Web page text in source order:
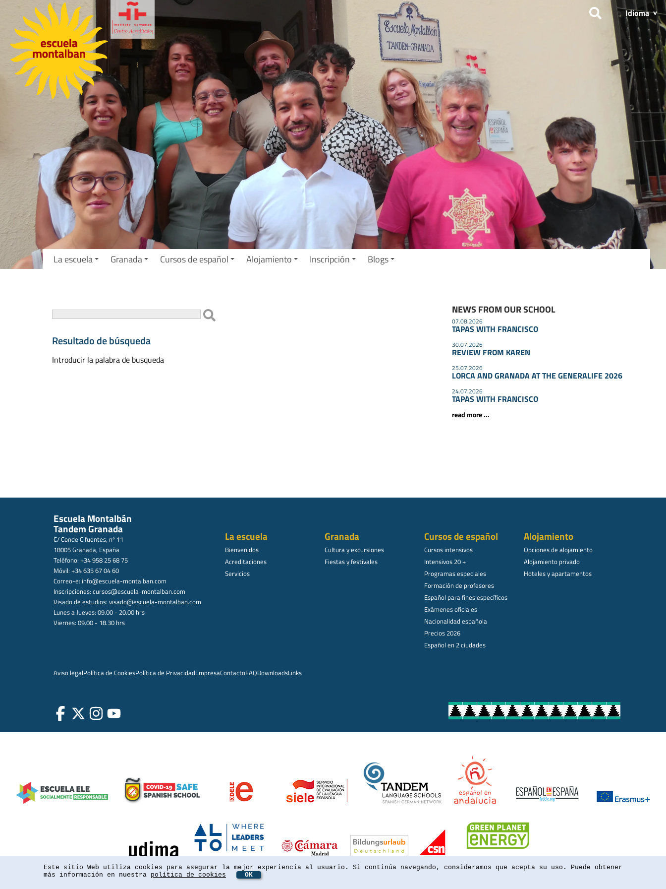
Idioma
La escuela Granada Cursos de español Alojamiento Inscripción Blogs
Resultado de búsqueda
Introducir la palabra de busqueda
NEWS FROM OUR SCHOOL
07.08.2026
TAPAS WITH FRANCISCO
30.07.2026
REVIEW FROM KAREN
25.07.2026
LORCA AND GRANADA AT THE GENERALIFE 2026
24.07.2026
TAPAS WITH FRANCISCO
read more ...
Escuela Montalbán
Tandem Granada
C/ Conde Cifuentes, nº 11
18005 Granada, España
Teléfono: +34 958 25 68 75
Móvil: +34 635 67 04 60
Correo-e: info@escuela-montalban.com
Inscripciones: cursos@escuela-montalban.com
Visado de estudios: visado@escuela-montalban.com
Lunes a Jueves: 09.00 - 20.00 hrs
Viernes: 09.00 - 18.30 hrs
La escuela
Bienvenidos
Acreditaciones
Servicios
Granada
Cultura y excursiones
Fiestas y festivales
Cursos de español
Cursos intensivos
Intensivos 20 +
Programas especiales
Formación de profesores
Español para fines específicos
Exámenes oficiales
Nacionalidad española
Precios 2026
Español en 2 ciudades
Alojamiento
Opciones de alojamiento
Alojamiento privado
Hoteles y apartamentos
Aviso legalPolítica de CookiesPolítica de PrivacidadEmpresaContactoFAQDownloadsLinks
Este sitio Web utiliza cookies para asegurar la mejor experiencia al usuario. Si continúa navegando, consideramos que acepta su uso. Puede obtener
más información en nuestra política de cookies OK